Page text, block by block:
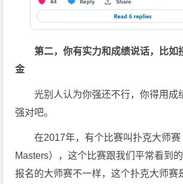
第二，你有实力和成绩说话，比如
金
光别人认为你强还不行，你得用成
强对吧。
在2017年，有个比赛叫扑克大师
Masters），这个比赛跟我们平常看到
报名的大师赛不一样，这个扑克大师赛